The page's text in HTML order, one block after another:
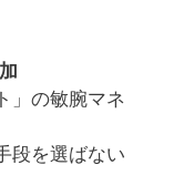
」の敏腕マネ
段を選ばない